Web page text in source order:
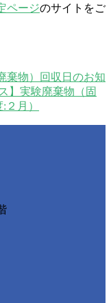
ページのサイトをご
棄物）回収日のお知
】実験廃棄物（固
月）